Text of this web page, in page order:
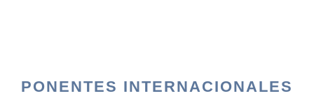
PONENTES INTERNACIONALES